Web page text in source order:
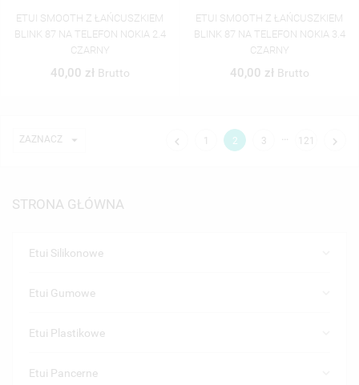
STRONA GŁÓWNA
Etui Silikonowe
Etui Gumowe
Etui Plastikowe
Etui Pancerne
ETUI SMOOTH Z ŁAŃCUSZKIEM
BLINK 87 NA TELEFON NOKIA 2.4
CZARNY
40,00 zł Brutto
ETUI SMOOTH Z ŁAŃCUSZKIEM
BLINK 87 NA TELEFON NOKIA 3.4
CZARNY
40,00 zł Brutto
ZAZNACZ   1 2 3 … 121 